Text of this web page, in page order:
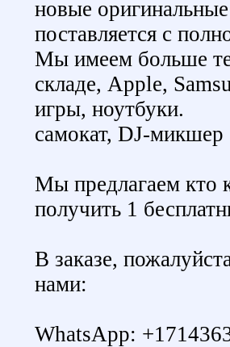
новые
поставляется с
Мы имеем больше
складе, Apple,
игры, ноутбуки.
самокат, DJ-микшер
Мы предлагаем кто
получить 1
В заказе,
нами:
WhatsApp: